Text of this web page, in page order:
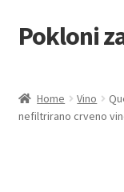
Skip
to
Skip
to
Pokloni
Akcija za dan
Home Vino
nefiltrirano crveno